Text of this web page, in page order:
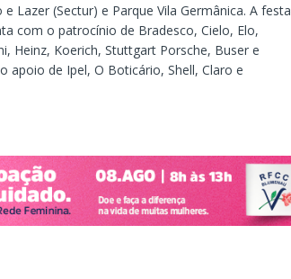
Lazer (Sectur) e Parque Vila Germânica. A festa
com o patrocínio de Bradesco, Cielo, Elo,
Heinz, Koerich, Stuttgart Porsche, Buser e
apoio de Ipel, O Boticário, Shell, Claro e